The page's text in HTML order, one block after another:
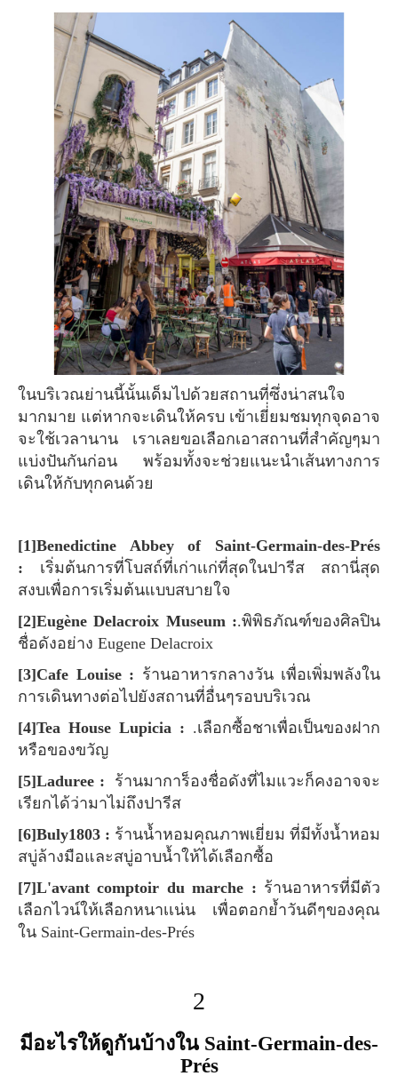
ในบริเวณย่านนี้นั้นเด็มไปด้วยสถานที่ซึ่งน่าสนใจ
มากมาย แต่หากจะเดินให้ครบ เข้าเยี่่ยมชมทุกจุดอาจ
จะใช้เวลานาน เราเลยขอเลือกเอาสถานที่สำคัญๆมา
แบ่งปันกันก่อน พร้อมทั้งจะช่วยแนะนำเส้นทางการ
เดินให้กับทุกคนด้วย
[1]Benedictine Abbey of Saint-Germain-des-Prés
: เริ่มต้นการที่โบสถ์ที่เก่าเเก่ที่สุดในปารีส สถานี่สุด
สงบเพื่อการเริ่มต้นแบบสบายใจ
[2]Eugène Delacroix Museum :.พิพิธภัณฑ์ของศิลปิน
ชื่อดังอย่าง Eugene Delacroix
[3]Cafe Louise : ร้านอาหารกลางวัน เพื่อเพิ่มพลังใน
การเดินทางต่อไปยังสถานที่อื่นๆรอบบริเวณ
[4]Tea House Lupicia : .เลือกซื้อชาเพื่อเป็นของฝาก
หรือของขวัญ
[5]Laduree :
ร้านมาการ็องชื่อดังที่ไมแวะก็คงอาจจะ
เรียกได้ว่ามาไม่ถึงปารีส
[6]Buly1803 : ร้านน้ำหอมคุณภาพเยี่ยม ที่มีทั้งน้ำหอม
สบู่ล้างมือและสบู่อาบน้ำให้ได้เลือกซื้อ
[7]L'avant comptoir du marche : ร้านอาหารที่มีตัว
เลือกไวน์ให้เลือกหนาเเน่น เพื่อตอกย้ำวันดีๆของคุณ
ใน Saint-Germain-des-Prés
2
มีอะไรให้ดูกันบ้างใน Saint-Germain-des-
Prés